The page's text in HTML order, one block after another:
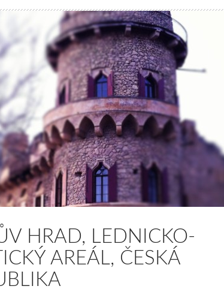
HRAD, LEDNICKO-
AREÁL, ČESKÁ